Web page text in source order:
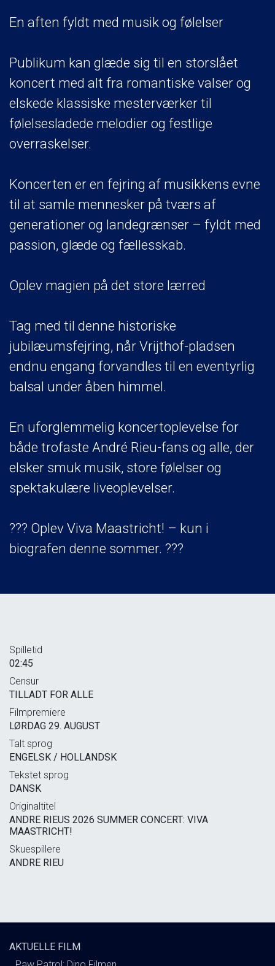
En aften fyldt med musik og følelser
Publikum kan glæde sig til en storslået
koncert med alt fra romantiske valser og
elskede klassiske mesterværker til
følelsesladede melodier og festlige
overraskelser.
Koncerten er en fejring af musikkens evne
til at samle mennesker på tværs af
generationer og landegrænser – fyldt med
passion, glæde og fællesskab.
Oplev magien på det store lærred
Tag med til denne historiske
jubilæumsfejring, når Vrijthof-pladsen
endnu engang forvandles til en eventyrlig
balsal under åben himmel.
En uforglemmelig koncertoplevelse for
både trofaste André Rieu-fans og alle, der
elsker smuk musik, store følelser og
spektakulære liveoplevelser.
??? Oplev Viva Maastricht! – kun i
biografen denne sommer. ???
Spilletid
02:45
Censur
TILLADT FOR ALLE
Filmpremiere
LØRDAG 29. AUGUST
Talt sprog
ENGELSK / HOLLANDSK
Tekstet sprog
DANSK
Originaltitel
ANDRE RIEUS 2026 SUMMER CONCERT: VIVA
MAASTRICHT!
Skuespillere
ANDRE RIEU
AKTUELLE FILM